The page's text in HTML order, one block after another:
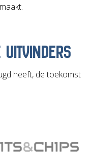
heeft, de toekomst